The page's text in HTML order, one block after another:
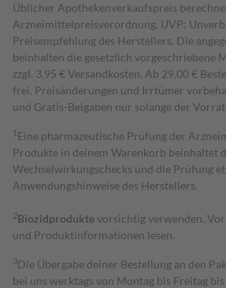
Üblicher Apothekenverkaufspreis
Arzneimittelpreisverordnung. UVP:
Preisempfehlung des Herstellers. Die
beinhalten die gesetzlich vorgeschriebene
zzgl. 3,95 € Versandkosten. Ab 29,00 €
frei. Preisänderungen und Irrtümer
und Gratis-Beigaben nur solange der
1 Eine pharmazeutische Prüfung der
Produkte in deinem Warenkorb beinhaltet
Wechselwirkungschecks und die Prüfung
Anwendungshinweise des Herstellers.
2Biozidproduktevorsichtig verwenden.
und Produktinformationen lesen.
3Die Übergabe deiner Bestellung an den
bei uns werktags von Montag bis Freitag